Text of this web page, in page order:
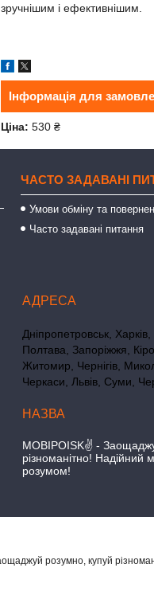
зручнішим і ефективнішим.
Інформація для
Ціна: 530 ₴
ЧАСТО ЗАДАВАНІ
Умови обміну та
Часто задавані питання
Дніпропетровськ,
Полтава, Запоріжжя,
Житомир, Чернігів,
Черкаси, Львів, Суми,
MOBIPOISK✌ -
різноманітно! Надійний
розумом!